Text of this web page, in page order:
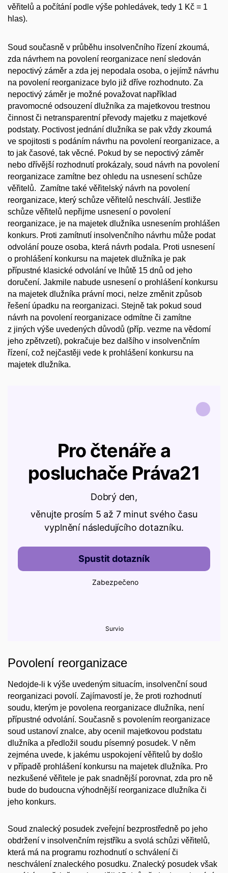
věřitelů a počítání podle výše pohledávek, tedy 1 Kč = 1
hlas).
Soud současně v průběhu insolvenčního řízení zkoumá,
zda návrhem na povolení reorganizace není sledován
nepoctivý záměr a zda jej nepodala osoba, o jejímž návrhu
na povolení reorganizace bylo již dříve rozhodnuto. Za
nepoctivý záměr je možné považovat například
pravomocné odsouzení dlužníka za majetkovou trestnou
činnost či netransparentní převody majetku z majetkové
podstaty. Poctivost jednání dlužníka se pak vždy zkoumá
ve spojitosti s podáním návrhu na povolení reorganizace, a
to jak časové, tak věcné. Pokud by se nepoctivý záměr
nebo dřívější rozhodnutí prokázaly, soud návrh na povolení
reorganizace zamítne bez ohledu na usnesení schůze
věřitelů. Zamítne také věřitelský návrh na povolení
reorganizace, který schůze věřitelů neschválí. Jestliže
schůze věřitelů nepřijme usnesení o povolení
reorganizace, je na majetek dlužníka usnesením prohlášen
konkurs. Proti zamítnutí insolvenčního návrhu může podat
odvolání pouze osoba, která návrh podala. Proti usnesení
o prohlášení konkursu na majetek dlužníka je pak
přípustné klasické odvolání ve lhůtě 15 dnů od jeho
doručení. Jakmile nabude usnesení o prohlášení konkursu
na majetek dlužníka právní moci, nelze změnit způsob
řešení úpadku na reorganizaci. Stejně tak pokud soud
návrh na povolení reorganizace odmítne či zamítne
z jiných výše uvedených důvodů (příp. vezme na vědomí
jeho zpětvzetí), pokračuje bez dalšího v insolvenčním
řízení, což nejčastěji vede k prohlášení konkursu na
majetek dlužníka.
Povolení reorganizace
Nedojde-li k výše uvedeným situacím, insolvenční soud
reorganizaci povolí. Zajímavostí je, že proti rozhodnutí
soudu, kterým je povolena reorganizace dlužníka, není
přípustné odvolání. Současně s povolením reorganizace
soud ustanoví znalce, aby ocenil majetkovou podstatu
dlužníka a předložil soudu písemný posudek. V něm
zejména uvede, k jakému uspokojení věřitelů by došlo
v případě prohlášení konkursu na majetek dlužníka. Pro
nezkušené věřitele je pak snadnější porovnat, zda pro ně
bude do budoucna výhodnější reorganizace dlužníka či
jeho konkurs.
Soud znalecký posudek zveřejní bezprostředně po jeho
obdržení v insolvenčním rejstříku a svolá schůzi věřitelů,
která má na programu rozhodnutí o schválení či
neschválení znaleckého posudku. Znalecký posudek však